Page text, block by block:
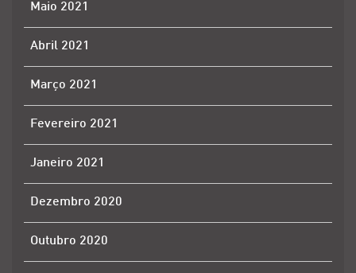
Maio 2021
Abril 2021
Março 2021
Fevereiro 2021
Janeiro 2021
Dezembro 2020
Outubro 2020